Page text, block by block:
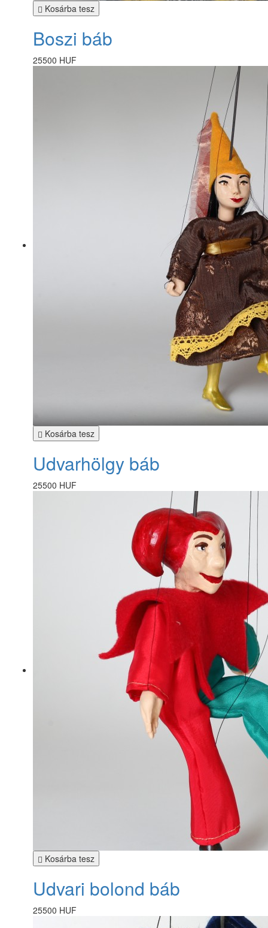
Kosárba tesz
Boszi báb
25500 HUF
Kosárba tesz
Udvarhölgy báb
25500 HUF
Kosárba tesz
Udvari bolond báb
25500 HUF